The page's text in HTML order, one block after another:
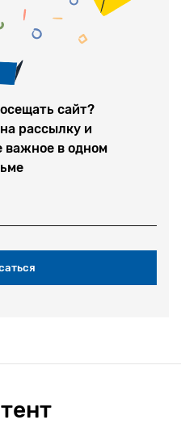
сайт?
рассылку и
важное в одном